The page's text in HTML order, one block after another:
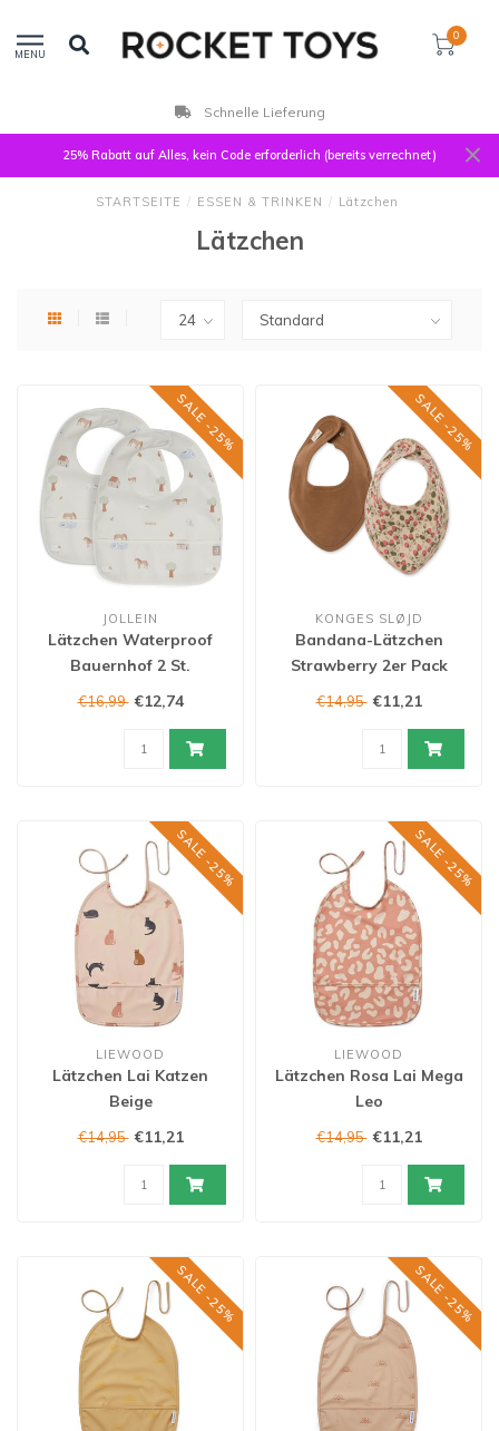
MENU
0
Schnelle Lieferung
25% Rabatt auf Alles, kein Code erforderlich (bereits verrechnet)
STARTSEITE / ESSEN & TRINKEN / Lätzchen
Lätzchen
SALE -25%
JOLLEIN
Lätzchen Waterproof
Bauernhof 2 St.
€16,99 €12,74
SALE -25%
KONGES SLØJD
Bandana-Lätzchen
Strawberry 2er Pack
€14,95 €11,21
SALE -25%
LIEWOOD
Lätzchen Lai Katzen
Beige
€14,95 €11,21
SALE -25%
LIEWOOD
Lätzchen Rosa Lai Mega
Leo
€14,95 €11,21
SALE -25% SALE -25%